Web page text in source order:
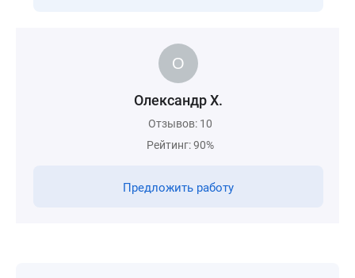
Олександр Х.
Отзывов: 10
Рейтинг: 90%
Предложить работу